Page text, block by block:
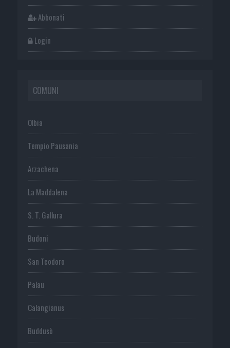
Abbonati
Login
COMUNI
Olbia
Tempio Pausania
Arzachena
La Maddalena
S. T. Gallura
Budoni
San Teodoro
Palau
Calangianus
Buddusò